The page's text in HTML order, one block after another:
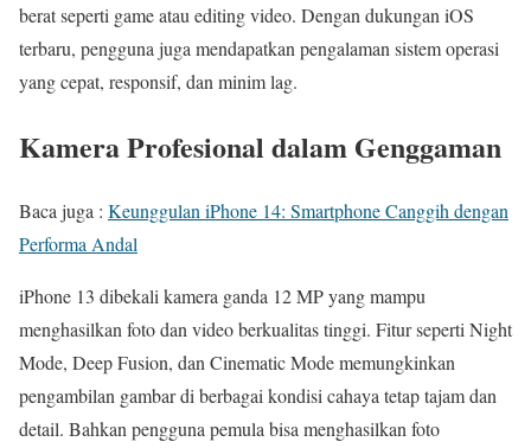
berat seperti game atau editing video. Dengan dukungan iOS
terbaru, pengguna juga mendapatkan pengalaman sistem operasi
yang cepat, responsif, dan minim lag.
Kamera Profesional dalam Genggaman
Baca juga : Keunggulan iPhone 14: Smartphone Canggih dengan
Performa Andal
iPhone 13 dibekali kamera ganda 12 MP yang mampu
menghasilkan foto dan video berkualitas tinggi. Fitur seperti Night
Mode, Deep Fusion, dan Cinematic Mode memungkinkan
pengambilan gambar di berbagai kondisi cahaya tetap tajam dan
detail. Bahkan pengguna pemula bisa menghasilkan foto